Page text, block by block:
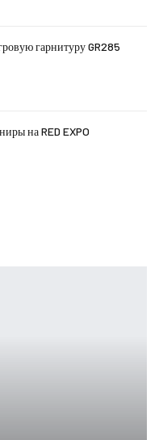
гарнитуру GR285
на RED EXPO